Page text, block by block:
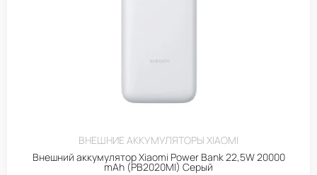
ВНЕШНИЕ АККУМУЛЯТОРЫ XIAOMI
Внешний аккумулятор Xiaomi Power Bank 22,5W 20000
mAh (PB2020MI) Серый